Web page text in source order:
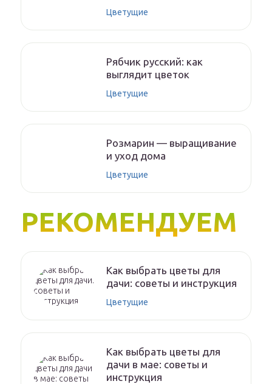
Цветущие
Рябчик русский: как
выглядит цветок
Цветущие
Розмарин — выращивание
и уход дома
Цветущие
РЕКОМЕНДУЕМ
Как выбрать цветы для
дачи: советы и инструкция
Цветущие
Как выбрать цветы для
дачи в мае: советы и
инструкция